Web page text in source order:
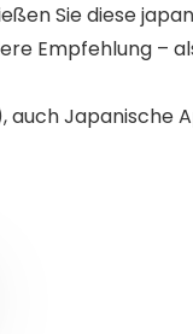
Sie diese
Empfehlung –
auch Japanische